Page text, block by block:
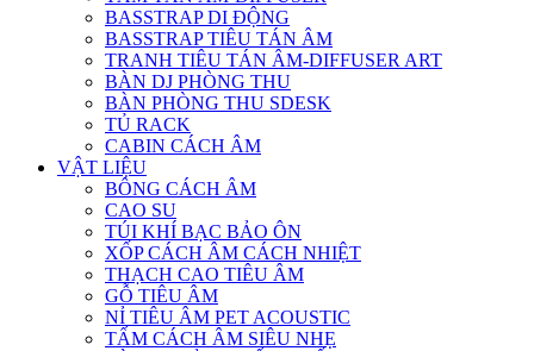
BASSTRAP DI ĐỘNG
BASSTRAP TIÊU TÁN ÂM
TRANH TIÊU TÁN ÂM-DIFFUSER ART
BÀN DJ PHÒNG THU
BÀN PHÒNG THU SDESK
TỦ RACK
CABIN CÁCH ÂM
VẬT LIỆU
BÔNG CÁCH ÂM
CAO SU
TÚI KHÍ BẠC BẢO ÔN
XỐP CÁCH ÂM CÁCH NHIỆT
THẠCH CAO TIÊU ÂM
GỖ TIÊU ÂM
NỈ TIÊU ÂM PET ACOUSTIC
TẤM CÁCH ÂM SIÊU NHẸ